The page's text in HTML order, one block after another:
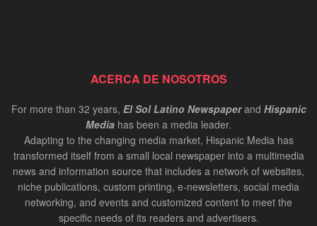
ACERCA DE NOSOTROS
For more than 32 years, El Sol Latino Newspaperand Hispanic
Media has been a media leader.
Adapting to the changing media market, Hispanic Media has
transformed itself from a small local newspaper into a multimedia
news and information source that includes a network of websites,
niche publications, custom printing, e-newsletters, social media
networking, and events and customized content to meet the
specific needs of its readers and advertisers.